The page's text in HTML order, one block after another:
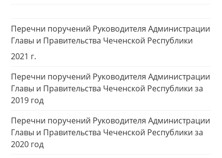
Перечни поручений Руководителя Администрации
Главы и Правительства Чеченской Республики
2021 г.
Перечни поручений Руководителя Администрации
Главы и Правительства Чеченской Республики за
2019 год
Перечни поручений Руководителя Администрации
Главы и Правительства Чеченской Республики за
2020 год